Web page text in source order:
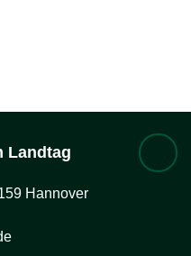
Landtag
Hannover